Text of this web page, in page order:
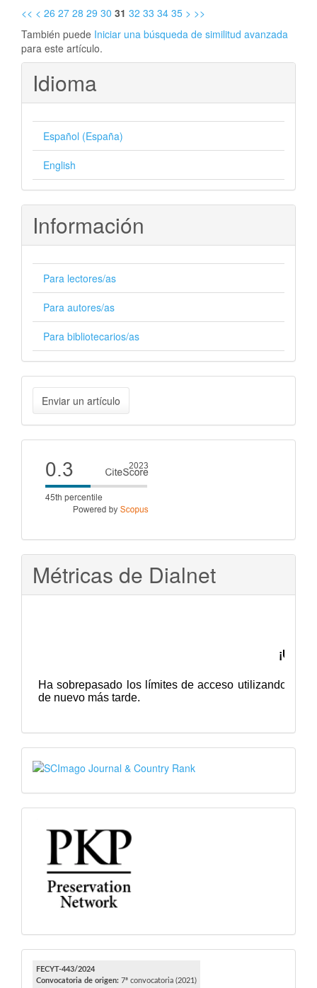
<< < 26 27 28 29 30 31 32 33 34 35 > >>
También puede Iniciar una búsqueda de similitud avanzada
para este artículo.
Idioma
Español (España)
English
Información
Para lectores/as
Para autores/as
Para bibliotecarios/as
Enviar
un
artículo
Enviar un artículo
Cite
score
Métricas de Dialnet
SJR
PKP
FECYT